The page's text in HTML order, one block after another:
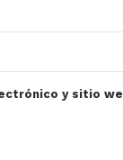
y sitio